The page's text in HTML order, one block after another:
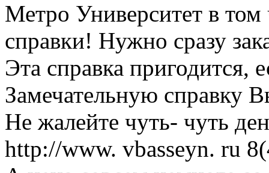
Метро Университет в том
справки! Нужно сразу
Эта справка пригодится,
Замечательную справку
Не жалейте чуть- чуть
http://www. vbasseyn. ru